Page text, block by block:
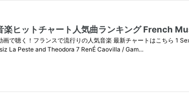
【2026-06-07】Franceフランス
画で聴く！フランスで流行りの人気音楽 最新チャートはこちら
La Peste and Theodora 7 RenÉ Caovilla / Gam…